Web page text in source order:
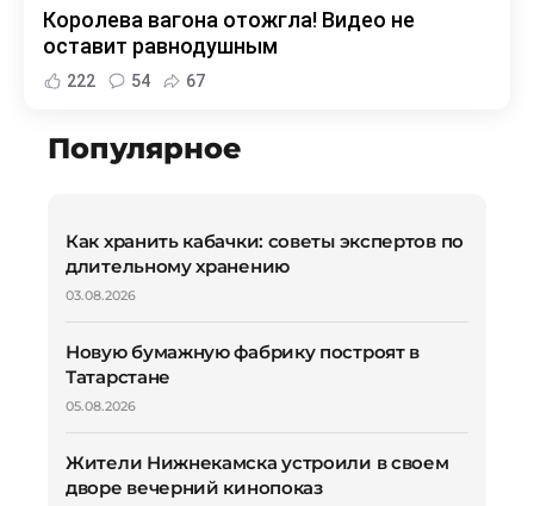
Королева вагона отожгла! Видео не
оставит равнодушным
222 54 67
Популярное
Как хранить кабачки: советы экспертов по
длительному хранению
03.08.2026
Новую бумажную фабрику построят в
Татарстане
05.08.2026
Жители Нижнекамска устроили в своем
дворе вечерний кинопоказ